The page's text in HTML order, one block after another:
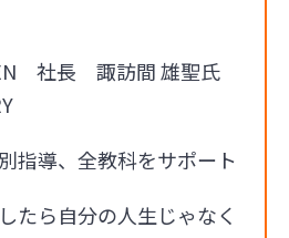
社長 諏訪間 雄聖氏
指導、全教科をサポート
たら自分の人生じゃなく